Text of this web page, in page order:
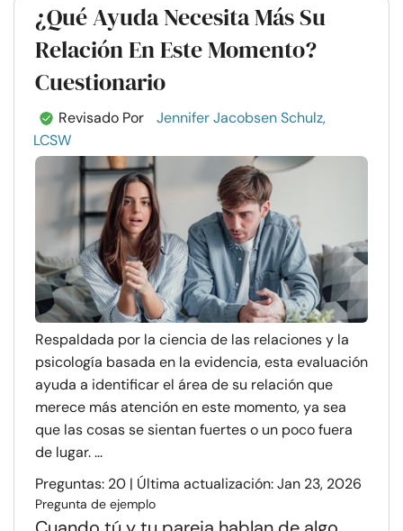
¿Qué Ayuda Necesita Más Su
Relación En Este Momento?
Cuestionario
Revisado Por
Jennifer Jacobsen Schulz,
LCSW
Respaldada por la ciencia de las relaciones y la
psicología basada en la evidencia, esta evaluación
ayuda a identificar el área de su relación que
merece más atención en este momento, ya sea
que las cosas se sientan fuertes o un poco fuera
de lugar. ...
Preguntas: 20 | Última actualización: Jan 23, 2026
Pregunta de ejemplo